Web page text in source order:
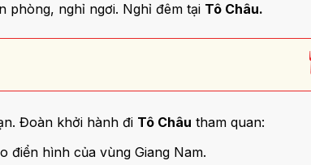
phòng, nghỉ ngơi. Nghỉ đêm tại Tô Châu.
Đoàn khởi hành đi Tô Châu tham quan:
điển hình của vùng Giang Nam.